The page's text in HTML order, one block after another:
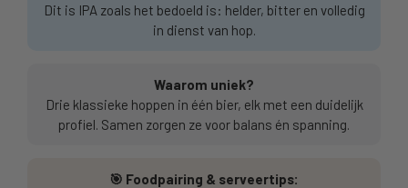
Dit is IPA zoals het bedoeld is: helder, bitter en volledig
in dienst van hop.
Waarom uniek?
Drie klassieke hoppen in één bier, elk met een duidelijk
profiel. Samen zorgen ze voor balans én spanning.
🎯 Foodpairing & serveertips: